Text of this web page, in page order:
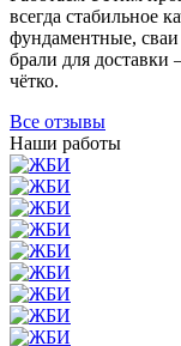
всегда стабильное
фундаментные,
брали для доставки
чётко.
Все отзывы
Наши работы